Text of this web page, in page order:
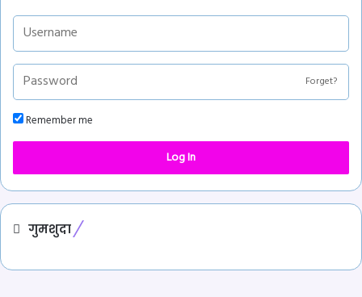
Forget?
Remember me
Log In
गुमशुदा